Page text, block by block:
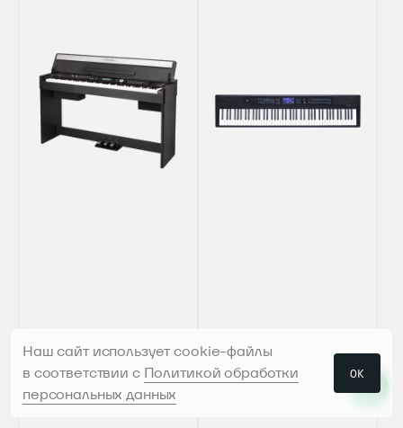
Наш сайт использует cookie-файлы
в соответствии с Политикой обработки
персональных данных
ОК